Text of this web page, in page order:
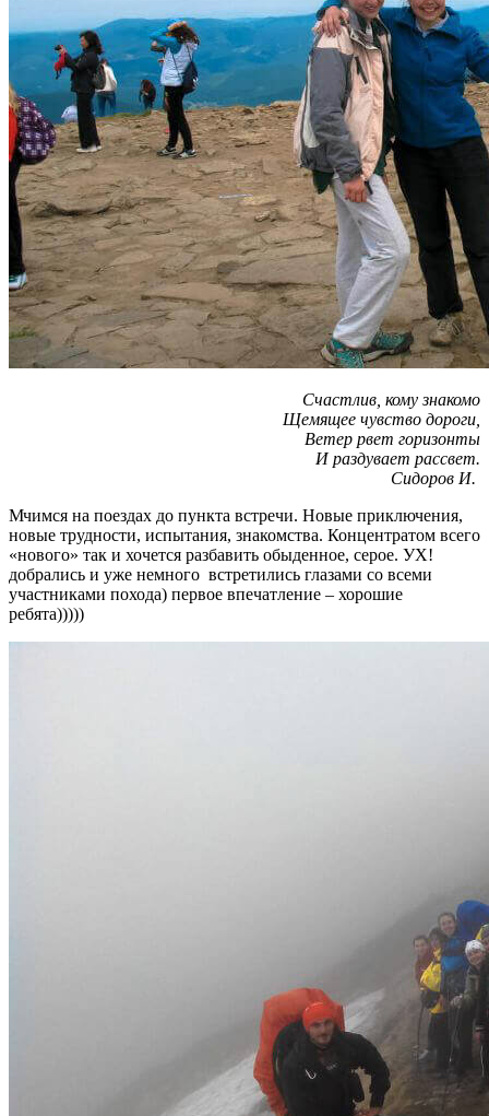
Счастлив, кому знакомо
Щемящее чувство дороги,
Ветер рвет горизонты
И раздувает рассвет.
Сидоров И.
Мчимся на поездах до пункта встречи. Новые приключения,
новые трудности, испытания, знакомства. Концентратом всего
«нового» так и хочется разбавить обыденное, серое. УХ!
добрались и уже немного встретились глазами со всеми
участниками похода) первое впечатление – хорошие
ребята)))))